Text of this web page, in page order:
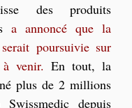
des produits
a annoncé que la
poursuivie sur
venir. En tout, la
plus de 2 millions
depuis